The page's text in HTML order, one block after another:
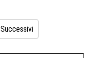
Successivi